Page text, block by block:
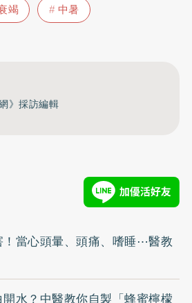
竭 中暑
》採訪編輯
！當心頭暈、頭痛、嗜睡⋯醫教
水？中醫教你自製「蜂蜜檸檬